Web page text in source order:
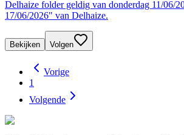
Delhaize folder geldig van donderdag 11/06/
17/06/2026" van Delhaize.
Bekijken Volgen
Vorige
1
Volgende